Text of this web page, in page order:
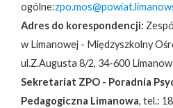
ogólne:
Adres do korespondencji:
w Limanowej - Międzyszkolny
ul.Z.Augusta 8/2, 34-600
Sekretariat ZPO - Poradnia
Pedagogiczna Limanowa, tel.: